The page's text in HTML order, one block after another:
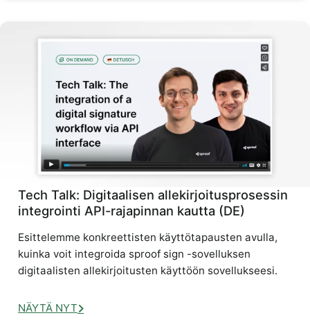
Tech Talk: Digitaalisen allekirjoitusprosessin
integrointi API-rajapinnan kautta (DE)
Esittelemme konkreettisten käyttötapausten avulla,
kuinka voit integroida sproof sign -sovelluksen
digitaalisten allekirjoitusten käyttöön sovellukseesi.
NÄYTÄ NYT